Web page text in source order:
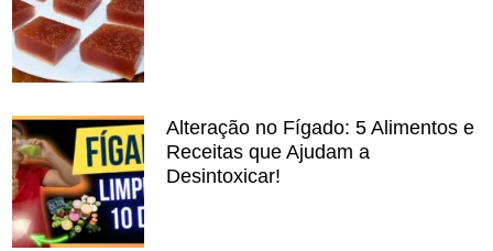
Alteração no Fígado: 5 Alimentos e
Receitas que Ajudam a
Desintoxicar!